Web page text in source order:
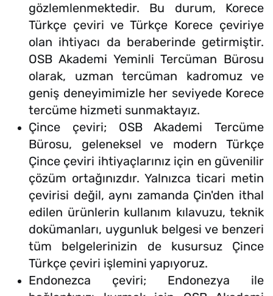
gözlemlenmektedir. Bu durum, Korece
Türkçe çeviri ve Türkçe Korece çeviriye
olan ihtiyacı da beraberinde getirmiştir.
OSB Akademi Yeminli Tercüman Bürosu
olarak, uzman tercüman kadromuz ve
geniş deneyimimizle her seviyede Korece
tercüme hizmeti sunmaktayız.
Çince çeviri; OSB Akademi Tercüme
Bürosu, geleneksel ve modern Türkçe
Çince çeviri ihtiyaçlarınız için en güvenilir
çözüm ortağınızdır. Yalnızca ticari metin
çevirisi değil, aynı zamanda Çin'den ithal
edilen ürünlerin kullanım kılavuzu, teknik
dokümanları, uygunluk belgesi ve benzeri
tüm belgelerinizin de kusursuz Çince
Türkçe çeviri işlemini yapıyoruz.
Endonezca çeviri; Endonezya ile